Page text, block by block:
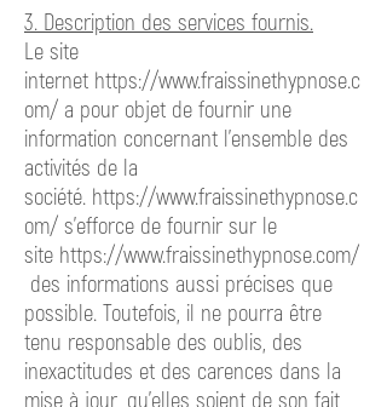
3. Description des services fournis.
Le site
internet https://www.fraissinethypnose.c
om/ a pour objet de fournir une
information concernant l’ensemble des
activités de la
société. https://www.fraissinethypnose.c
om/ s’efforce de fournir sur le
site https://www.fraissinethypnose.com/
des informations aussi précises que
possible. Toutefois, il ne pourra être
tenu responsable des oublis, des
inexactitudes et des carences dans la
mise à jour, qu’elles soient de son fait